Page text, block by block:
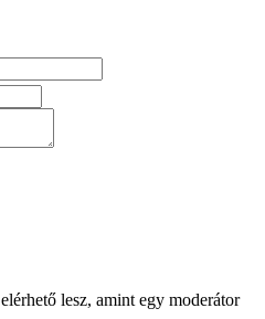
lesz, amint egy moderátor